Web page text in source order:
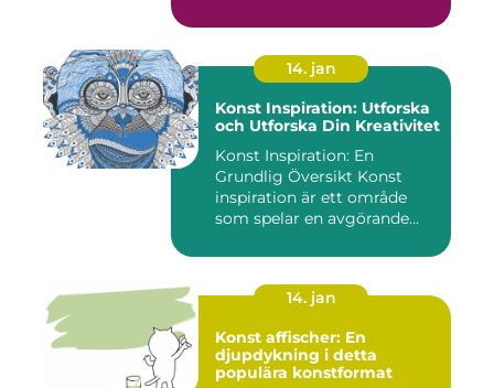
14. jan
Konst Inspiration: Utforska
och Utforska Din Kreativitet
Konst Inspiration: En
Grundlig Översikt Konst
inspiration är ett område
som spelar en avgörande
14. jan
Konst affischer: En
djupdykning i detta
populära konstformat